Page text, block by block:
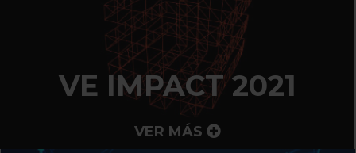
VE IMPACT 2021
VER MÁS